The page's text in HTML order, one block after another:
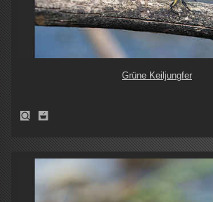
Grüne Keiljungfer